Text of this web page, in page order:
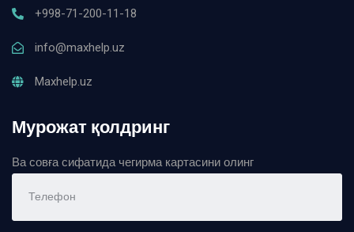
+998-71-200-11-18
info@maxhelp.uz
Maxhelp.uz
Мурожат қолдринг
Ва совға сифатида чегирма картасини олинг